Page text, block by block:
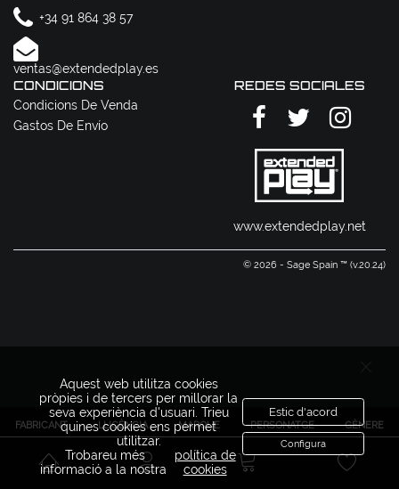
FABRICANT LLICÈNCIA MARQUE PERSONATGE GÈNERE
+34 91 864 38 57
ventas@extendedplay.es
CONDICIONS
Condicions De Venda
Gastos De Envío
REDES SOCIALES
www.extendedplay.net
© 2026 - Sage Spain ™ (v.20.24)
Aquest web utilitza cookies
pròpies i de tercers per millorar la
seva experiència d'usuari. Trieu
quines cookies ens permet
utilitzar.
Trobareu més
informació a la nostra
política de
cookies
Estic d'acord
Configura